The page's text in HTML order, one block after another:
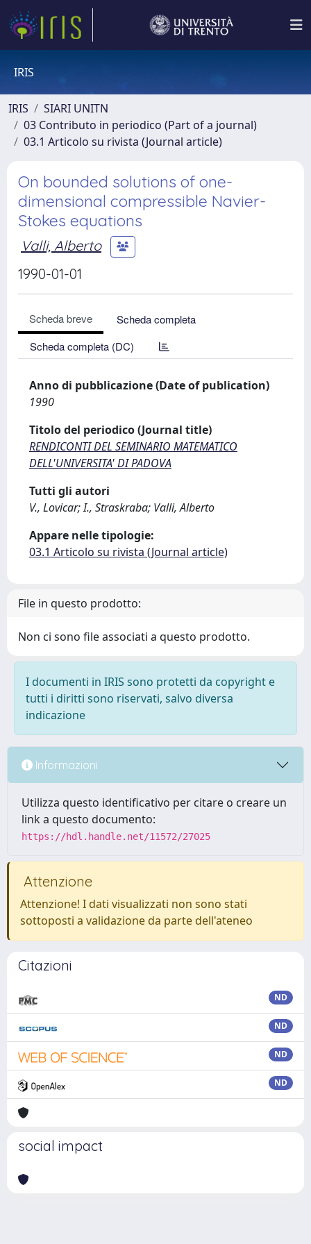
IRIS
IRIS
SIARI UNITN
03 Contributo in periodico (Part of a journal)
03.1 Articolo su rivista (Journal article)
On bounded solutions of one-
dimensional compressible Navier-
Stokes equations
Valli, Alberto
1990-01-01
Scheda breve
Scheda completa
Scheda completa (DC)
Anno di pubblicazione (Date of publication)
1990
Titolo del periodico (Journal title)
RENDICONTI DEL SEMINARIO MATEMATICO
DELL'UNIVERSITA' DI PADOVA
Tutti gli autori
V., Lovicar; I., Straskraba; Valli, Alberto
Appare nelle tipologie:
03.1 Articolo su rivista (Journal article)
File in questo prodotto:
Non ci sono file associati a questo prodotto.
I documenti in IRIS sono protetti da copyright e
tutti i diritti sono riservati, salvo diversa
indicazione
Informazioni
Utilizza questo identificativo per citare o creare un
link a questo documento:
https://hdl.handle.net/11572/27025
Attenzione
Attenzione! I dati visualizzati non sono stati
sottoposti a validazione da parte dell'ateneo
Citazioni
ND
ND
ND
ND
social impact